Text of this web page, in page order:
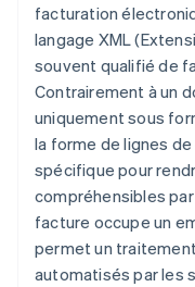
facturation
langage XML
souvent qualifié de
Contrairement à un
uniquement sous
la forme de lignes
spécifique pour
compréhensibles par
facture occupe un
permet un
automatisés par les